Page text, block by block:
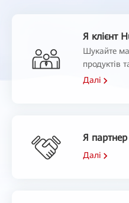
Я клієнт
Шукайте
продуктів
Далі
Я
Далі